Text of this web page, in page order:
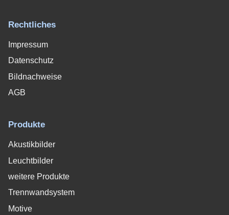
Rechtliches
Impressum
Datenschutz
Bildnachweise
AGB
Produkte
Akustikbilder
Leuchtbilder
weitere Produkte
Trennwandsystem
Motive